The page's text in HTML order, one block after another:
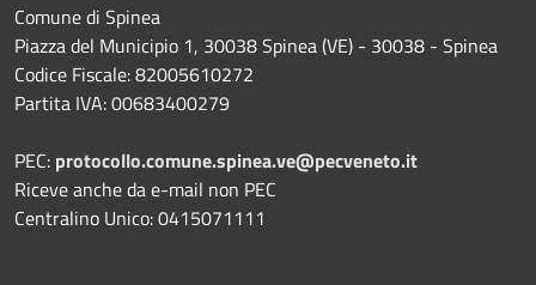
Comune di Spinea
Piazza del Municipio 1, 30038 Spinea (VE) - 30038 - Spinea
Codice Fiscale: 82005610272
Partita IVA: 00683400279
PEC: protocollo.comune.spinea.ve@pecveneto.it
Riceve anche da e-mail non PEC
Centralino Unico: 0415071111